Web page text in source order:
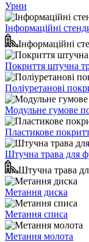
Урни
Інформаційні
Інформаційні
Покриття штучна
Поліуретанові
Модульне гумове
Пластикове
Штучна трава для
Штучна трава
Метання диска
Метання списа
Метання молота